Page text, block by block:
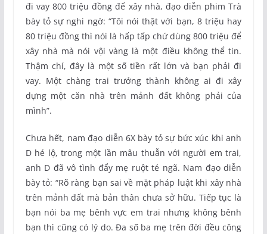
đi vay 800 triệu đồng để xây nhà, đạo diễn phim Trà
bày tỏ sự nghi ngờ: “Tôi nói thật với bạn, 8 triệu hay
80 triệu đồng thì nói là hấp tấp chứ dùng 800 triệu để
xây nhà mà nói vội vàng là một điều không thể tin.
Thậm chí, đây là một số tiền rất lớn và bạn phải đi
vay. Một chàng trai trưởng thành không ai đi xây
dựng một căn nhà trên mảnh đất không phải của
mình”.
Chưa hết, nam đạo diễn 6X bày tỏ sự bức xúc khi anh
D hé lộ, trong một lần mâu thuẫn với người em trai,
anh D đã vô tình đẩy mẹ ruột té ngã. Nam đạo diễn
bày tỏ: “Rõ ràng bạn sai về mặt pháp luật khi xây nhà
trên mảnh đất mà bản thân chưa sở hữu. Tiếp tục là
bạn nói ba mẹ bênh vực em trai nhưng không bênh
bạn thì cũng có lý do. Đa số ba mẹ trên đời đều công